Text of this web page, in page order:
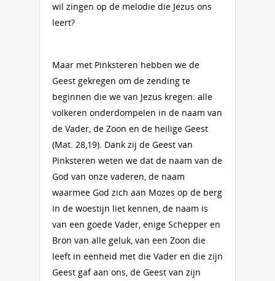
wil zingen op de melodie die Jezus ons
leert?
Maar met Pinksteren hebben we de
Geest gekregen om de zending te
beginnen die we van Jezus kregen: alle
volkeren onderdompelen in de naam van
de Vader, de Zoon en de heilige Geest
(Mat. 28,19). Dank zij de Geest van
Pinksteren weten we dat de naam van de
God van onze vaderen, de naam
waarmee God zich aan Mozes op de berg
in de woestijn liet kennen, de naam is
van een goede Vader, enige Schepper en
Bron van alle geluk, van een Zoon die
leeft in eenheid met die Vader en die zijn
Geest gaf aan ons, de Geest van zijn